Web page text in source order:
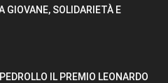
GIOVANE, SOLIDARIETÀ E
IL PREMIO LEONARDO